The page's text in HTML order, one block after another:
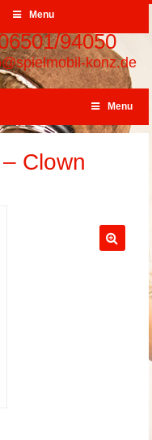
Menu
94050
konz.de
Menu
Clown